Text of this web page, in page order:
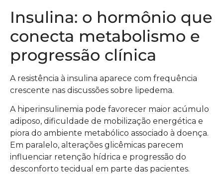
Insulina: o hormônio que
conecta metabolismo e
progressão clínica
A resistência à insulina aparece com frequência
crescente nas discussões sobre lipedema.
A hiperinsulinemia pode favorecer maior acúmulo
adiposo, dificuldade de mobilização energética e
piora do ambiente metabólico associado à doença.
Em paralelo, alterações glicêmicas parecem
influenciar retenção hídrica e progressão do
desconforto tecidual em parte das pacientes.